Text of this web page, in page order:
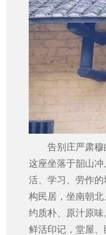
告别庄严肃
这座坐落于韶山
活、学习、劳作
构民居，坐南朝
约质朴、原汁原
鲜活印记，堂屋